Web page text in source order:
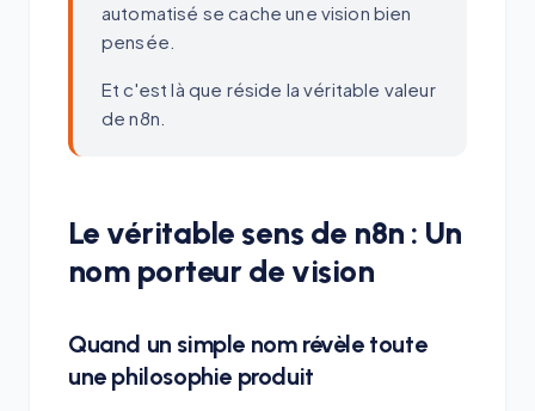
automatisé se cache une vision bien
pensée.
Et c'est là que réside la véritable valeur
de n8n.
Le véritable sens de n8n : Un
nom porteur de vision
Quand un simple nom révèle toute
une philosophie produit